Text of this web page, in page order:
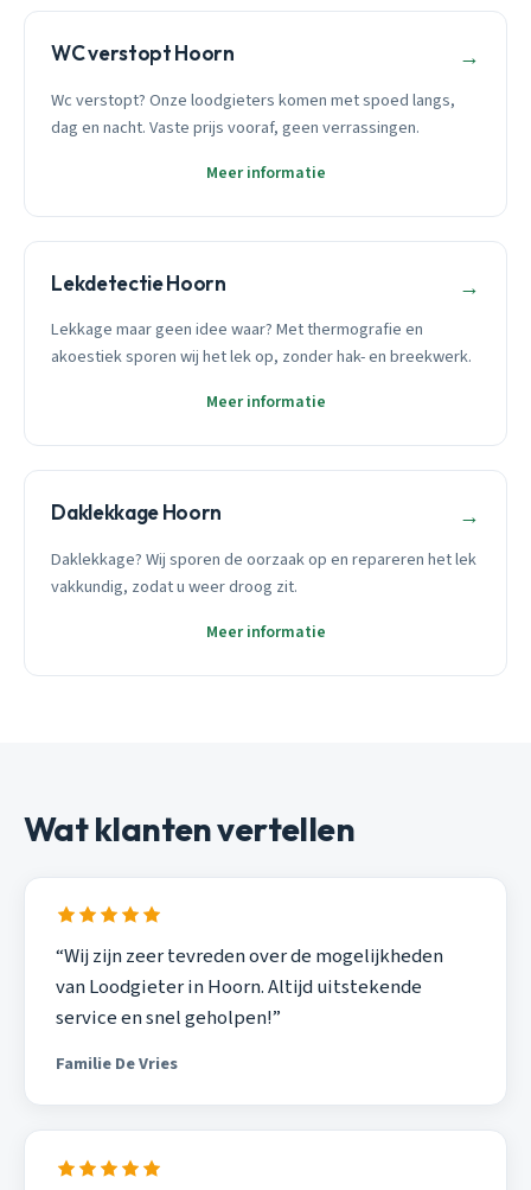
WC verstopt Hoorn →
Wc verstopt? Onze loodgieters komen met spoed langs,
dag en nacht. Vaste prijs vooraf, geen verrassingen.
Meer informatie
Lekdetectie Hoorn →
Lekkage maar geen idee waar? Met thermografie en
akoestiek sporen wij het lek op, zonder hak- en breekwerk.
Meer informatie
Daklekkage Hoorn →
Daklekkage? Wij sporen de oorzaak op en repareren het lek
vakkundig, zodat u weer droog zit.
Meer informatie
Wat klanten vertellen
“Wij zijn zeer tevreden over de mogelijkheden
van Loodgieter in Hoorn. Altijd uitstekende
service en snel geholpen!”
Familie De Vries